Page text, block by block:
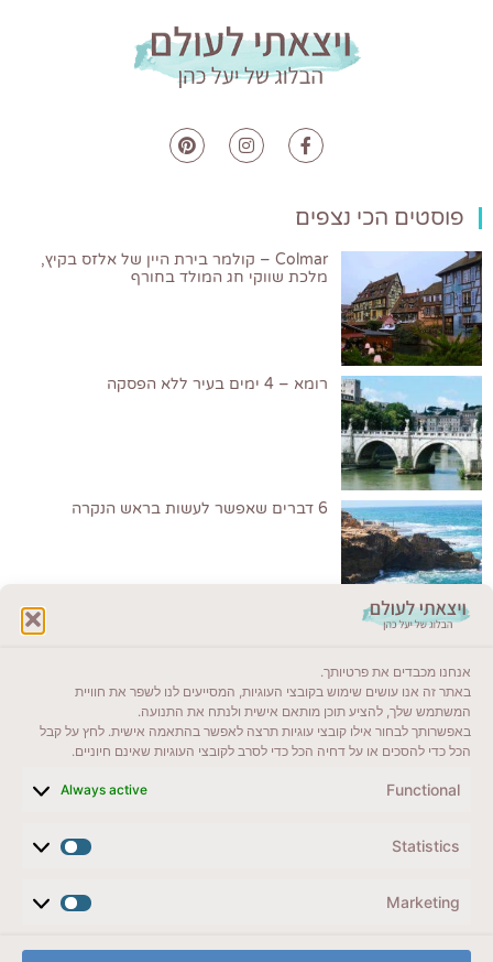
אנחנו מכבדים את פרטיותך.
באתר זה אנו עושים שימוש בקובצי העוגיות, המסייעים לנו לשפר את חוויית
המשתמש שלך, להציע תוכן מותאם אישית ולנתח את התנועה.
באפשרותך לבחור אילו קובצי עוגיות תרצה לאפשר בהתאמה אישית. לחץ על קבל
הכל כדי להסכים או על דחיה הכל כדי לסרב לקובצי העוגיות שאינם חיוניים.
Functional
Always active
Statistics
Marketing
פוסטים הכי נצפים
Colmar – קולמר בירת היין של אלזס בקיץ,
מלכת שווקי חג המולד בחורף
רומא – 4 ימים בעיר ללא הפסקה
6 דברים שאפשר לעשות בראש הנקרה
ייעדים מומלצים
מדריכים ועזרים
לשליחת הודעת וואטסאפ
veyatsati.laolam@gmail.com